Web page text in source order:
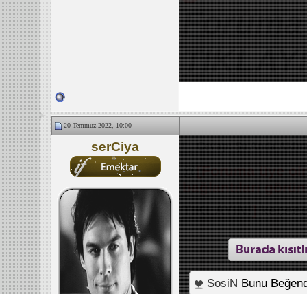
20 Temmuz 2022, 10:00
serCiya Cevap: Şu Anda
@[Foruma üye
bağlantıları
TIKLAYIN!]
SosiN Bunu